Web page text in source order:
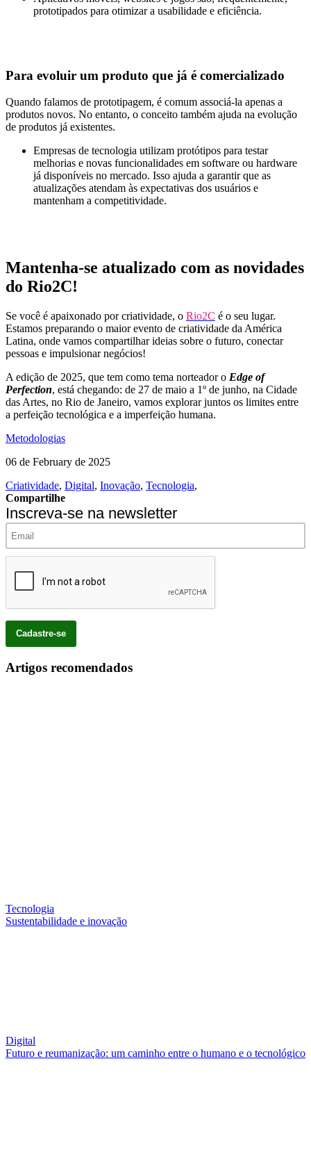
prototipados para otimizar a usabilidade e eficiência.
Para evoluir um produto que já é comercializado
Quando falamos de prototipagem, é comum associá-la apenas a
produtos novos. No entanto, o conceito também ajuda na evolução
de produtos já existentes.
Empresas de tecnologia utilizam protótipos para testar
melhorias e novas funcionalidades em software ou hardware
já disponíveis no mercado. Isso ajuda a garantir que as
atualizações atendam às expectativas dos usuários e
mantenham a competitividade.
Mantenha-se atualizado com as novidades
do Rio2C!
Se você é apaixonado por criatividade, o Rio2C é o seu lugar.
Estamos preparando o maior evento de criatividade da América
Latina, onde vamos compartilhar ideias sobre o futuro, conectar
pessoas e impulsionar negócios!
A edição de 2025, que tem como tema norteador o Edge of
Perfection, está chegando: de 27 de maio a 1º de junho, na Cidade
das Artes, no Rio de Janeiro, vamos explorar juntos os limites entre
a perfeição tecnológica e a imperfeição humana.
Metodologias
06 de February de 2025
Criatividade, Digital, Inovação, Tecnologia,
Compartilhe
Inscreva-se na newsletter
Artigos recomendados
Tecnologia
Sustentabilidade e inovação
Digital
Futuro e reumanização: um caminho entre o humano e o tecnológico